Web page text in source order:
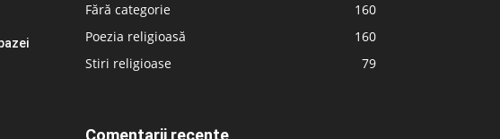
Fără categorie
160
Poezia religioasă
160
Stiri religioase
79